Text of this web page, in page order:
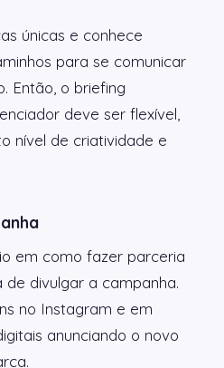
únicas e conhece
para se comunicar
Então, o briefing
deve ser flexível,
nível de criatividade e
em como fazer parceria
de divulgar a campanha.
no Instagram e em
anunciando o novo